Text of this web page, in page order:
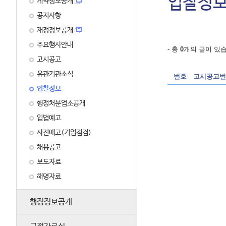
공지사항
재정정보공개
주요행사안내
고시공고
유관기관소식
입찰정보
행정처분업소공개
입법예고
사전예고(기업점검)
채용공고
보도자료
해명자료
행정정보공개